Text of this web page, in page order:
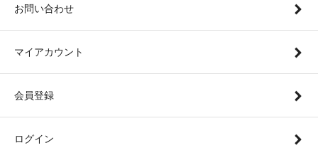
お問い合わせ
マイアカウント
会員登録
ログイン